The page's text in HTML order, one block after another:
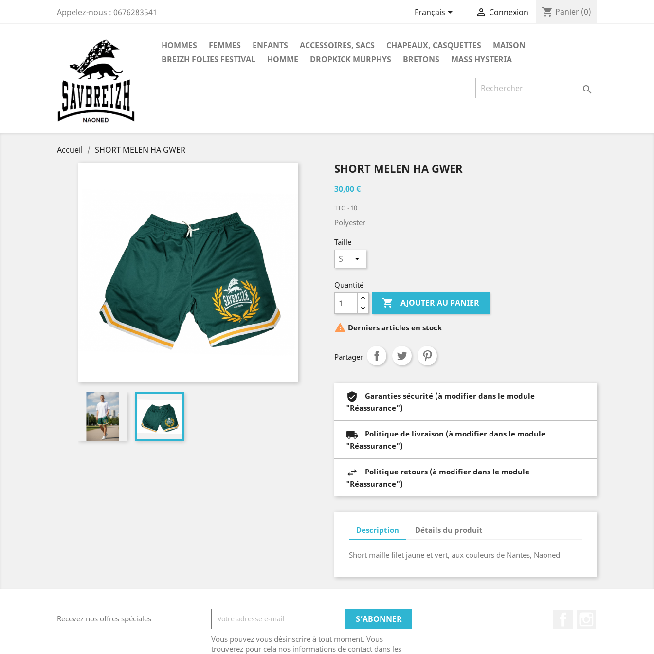
Appelez-nous : 0676283541 Français  Connexion shopping_cart Panier (0)
HOMMES FEMMES ENFANTS ACCESSOIRES, SACS CHAPEAUX, CASQUETTES
MAISON
BREIZH FOLIES FESTIVAL
HOMME DROPKICK MURPHYS BRETONS MASS HYSTERIA

Accueil SHORT MELEN HA GWER
SHORT MELEN HA GWER
30,00 €
TTC 10
Polyester
Taille
Quantité
 AJOUTER AU PANIER
 Derniers articles en stock
Partager
Garanties sécurité (à modifier dans le module
"Réassurance")
Politique de livraison (à modifier dans le module
"Réassurance")
Politique retours (à modifier dans le module
"Réassurance")
Description Détails du produit
Short maille filet jaune et vert, aux couleurs de Nantes, Naoned
Recevez nos offres spéciales
Vous pouvez vous désinscrire à tout moment. Vous
trouverez pour cela nos informations de contact dans les